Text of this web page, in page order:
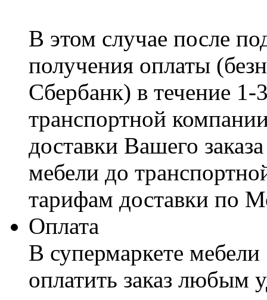
В этом случае после
получения оплаты
Сбербанк) в течение
транспортной
доставки Вашего
мебели до
тарифам доставки по
Оплата
В супермаркете
оплатить заказ любым